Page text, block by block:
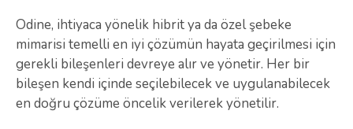
Odine, ihtiyaca yönelik hibrit ya da özel şebeke
mimarisi temelli en iyi çözümün hayata geçirilmesi için
gerekli bileşenleri devreye alır ve yönetir. Her bir
bileşen kendi içinde seçilebilecek ve uygulanabilecek
en doğru çözüme öncelik verilerek yönetilir.